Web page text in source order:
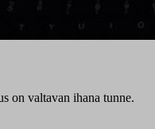
on valtavan ihana tunne.